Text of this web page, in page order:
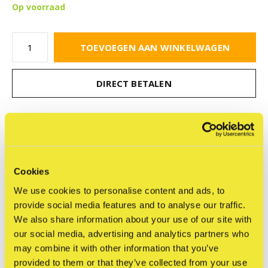
Cookies
We use cookies to personalise content and ads, to
provide social media features and to analyse our traffic.
We also share information about your use of our site with
our social media, advertising and analytics partners who
may combine it with other information that you’ve
provided to them or that they’ve collected from your use
Op voorraad
TOEVOEGEN AAN WINKELWAGEN
DIRECT BETALEN
Vandaag verzonden?Je hebt nog08 : 32 :30
Delen
Reviews
0/ 5